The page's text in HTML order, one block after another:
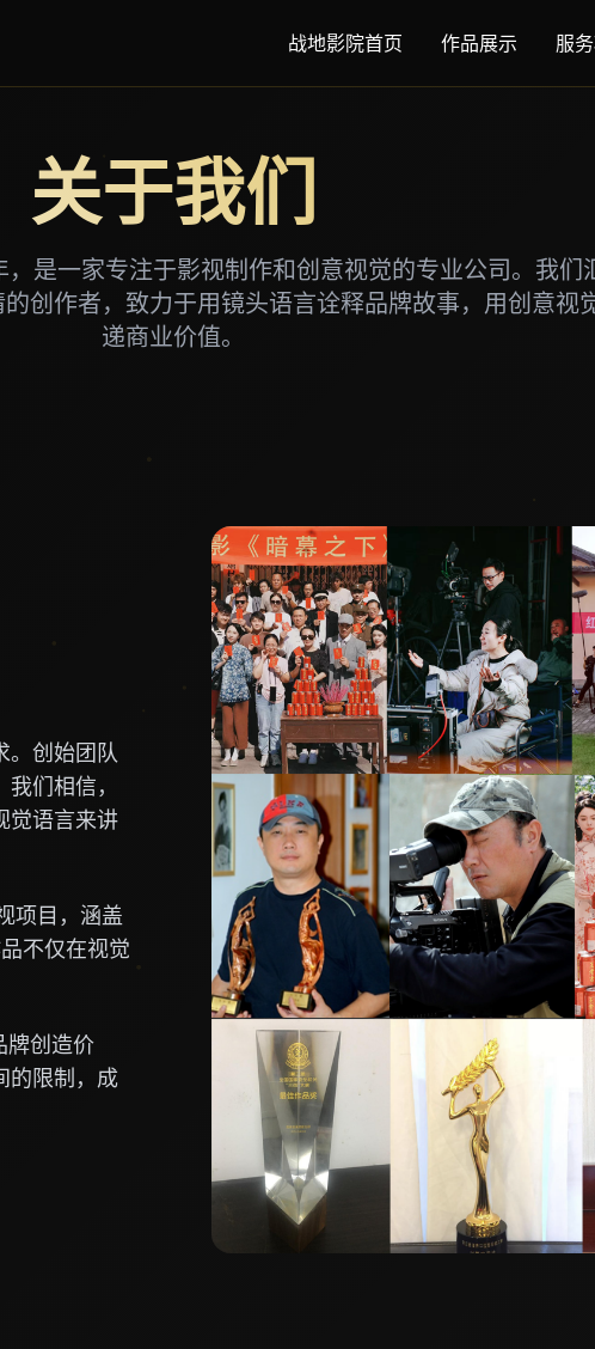
战地影院首页 作品展示 服
关于我们
是一家专注于影视制作和创意视觉的专业公司。我们
创作者，致力于用镜头语言诠释品牌故事，用创意视
递商业价值。
。创始团队
们相信，
觉语言来讲
项目，涵盖
不仅在视觉
牌创造价
的限制，成